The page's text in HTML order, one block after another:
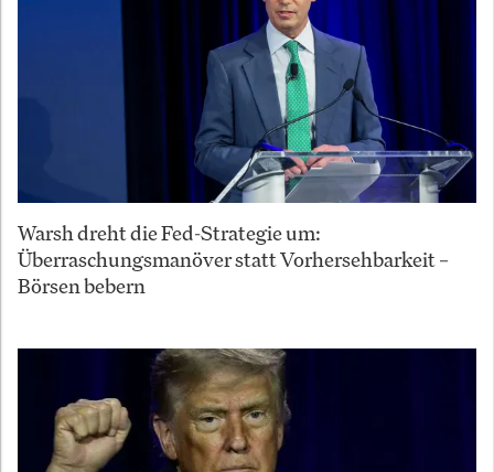
Warsh dreht die Fed-Strategie um:
Überraschungsmanöver statt Vorhersehbarkeit –
Börsen bebern